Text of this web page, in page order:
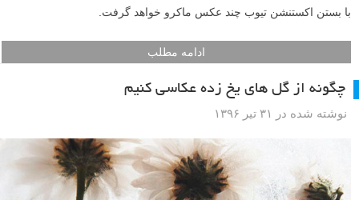
با بستن اکستنشن تیوب چند عکس ماکرو خواهد گرفت.
ادامه مطلب
چگونه از گل های یخ زده عکاسی کنیم
نوشته شده در ۳۱ تیر ۱۳۹۶